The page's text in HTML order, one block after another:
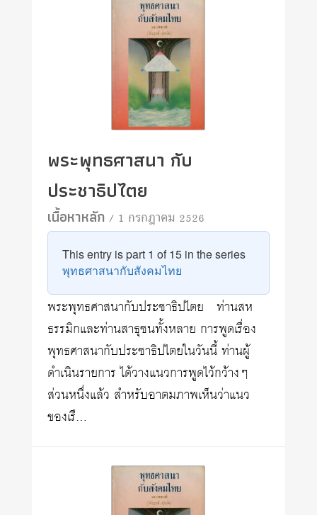
พระพุทธศาสนา กับ
ประชาธิปไตย
เนื้อหาหลัก/ 1 กรกฎาคม 2526
This entry is part 1 of 15 in the series
พุทธศาสนากับสังคมไทย
พระพุทธศาสนากับประชาธิปไตย ท่านสห
ธรรมิกและท่านสาธุชนทั้งหลาย การพูดเรื่อง
พุทธศาสนากับประชาธิปไตยในวันนี้ ท่านผู้
ดำเนินรายการ ได้วางแนวการพูดไว้กว้างๆ
ส่วนหนึ่งแล้ว สำหรับอาตมภาพเห็นว่าแนว
ของเรื…